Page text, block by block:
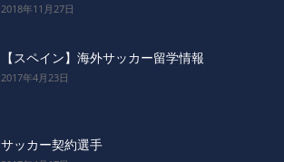
2018年11月27日
【スペイン】海外サッカー留学情報
2017年4月23日
サッカー契約選手